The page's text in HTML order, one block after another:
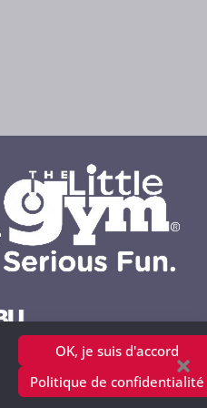
OK, je suis d'accord
Politique de confidentialité
Concepts S.A.
- 2025 petitweb.lu